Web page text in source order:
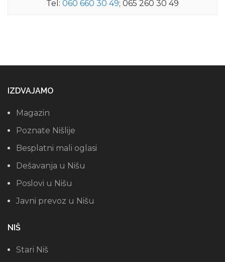
Tel: 060 660 30 49; 065 260 30 49
IZDVAJAMO
Magazin
Poznate Nišlije
Besplatni mali oglasi
Dešavanja u Nišu
Poslovi u Nišu
Javni prevoz u Nišu
NIŠ
Stari Niš